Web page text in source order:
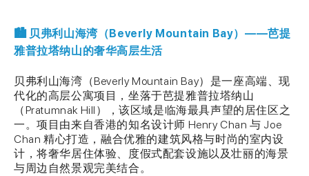
🏙️ 贝弗利山海湾（Beverly Mountain Bay）——芭提
雅普拉塔纳山的奢华高层生活
贝弗利山海湾（Beverly Mountain Bay）是一座高端、现
代化的高层公寓项目，坐落于芭提雅普拉塔纳山
（Pratumnak Hill），该区域是临海最具声望的居住区之
一。项目由来自香港的知名设计师 Henry Chan 与 Joe
Chan 精心打造，融合优雅的建筑风格与时尚的室内设
计，将奢华居住体验、度假式配套设施以及壮丽的海景
与周边自然景观完美结合。